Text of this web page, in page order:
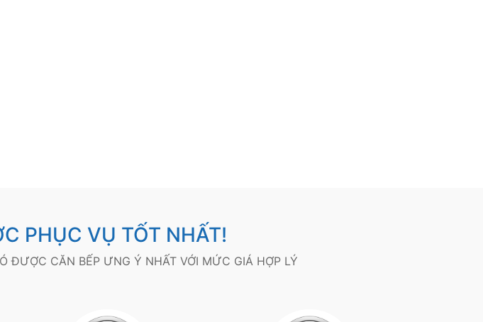
PHỤC VỤ TỐT NHẤT!
ĐƯỢC CĂN BẾP ƯNG Ý NHẤT VỚI MỨC GIÁ HỢP LÝ